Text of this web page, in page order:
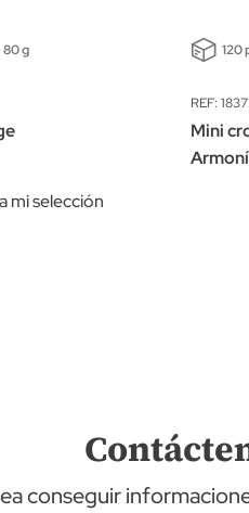
80 g
mi selección
120
REF:
Mini
conseguir